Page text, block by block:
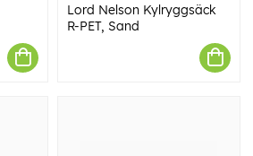
Lord Nelson Kylryggsäck
R-PET, Sand